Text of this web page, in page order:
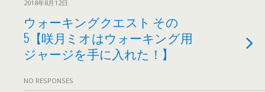
2018年8月12日
ウォーキングクエスト その
5【咲月ミオはウォーキング用
ジャージを手に入れた！】
NO RESPONSES